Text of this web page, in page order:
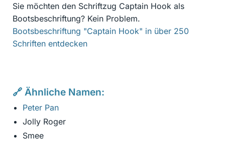
Sie möchten den Schriftzug Captain Hook als
Bootsbeschriftung? Kein Problem.
Bootsbeschriftung "Captain Hook" in über 250
Schriften entdecken
🔗 Ähnliche Namen:
Peter Pan
Jolly Roger
Smee